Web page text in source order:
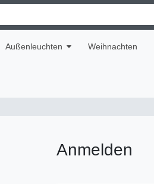
Außenleuchten Weihnachten
Anmelden